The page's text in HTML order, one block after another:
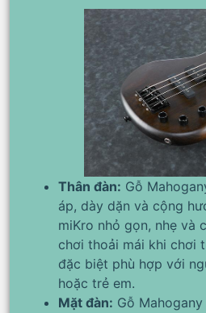
Thân đàn: Gỗ
áp, dày dặn và cộng
miKro nhỏ gọn, nhẹ và
chơi thoải mái khi chơi
đặc biệt phù hợp với
hoặc trẻ em.
Mặt đàn: Gỗ